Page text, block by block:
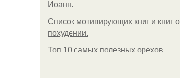
Иоанн.
Список мотивирующих книг и книг о
похудении.
Топ 10 самых полезных орехов.